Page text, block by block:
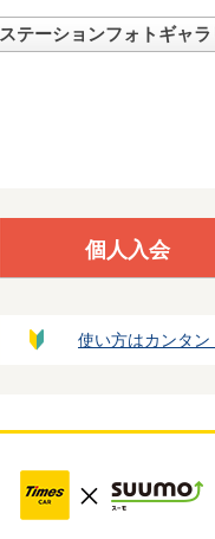
ステーションフォトギャ
個人入会
使い方はカンタ